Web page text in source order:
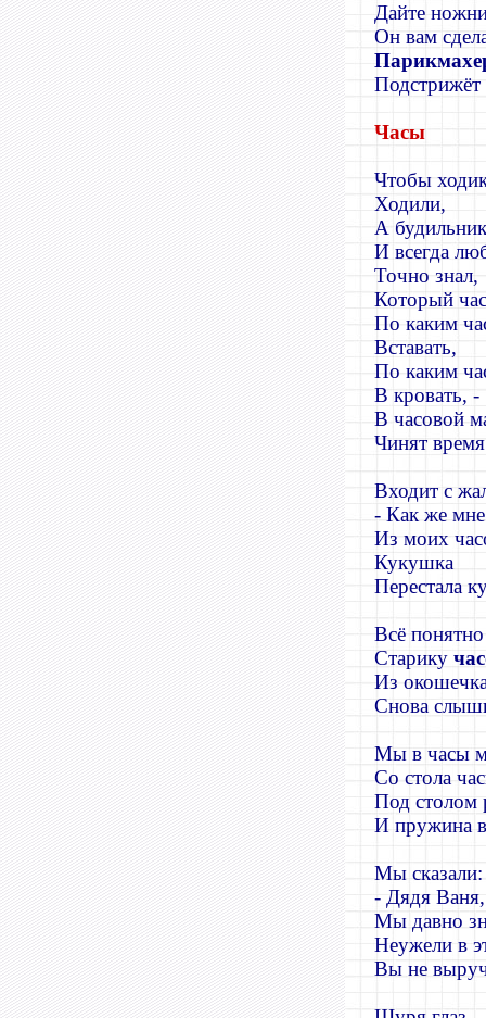
Дайте
Он вам
Подстрижёт
Часы
Чтобы
Ходили,
А
И всегда
Точно знал,
Который
По каким
Вставать,
По каким
В кровать, -
В часовой
Чинят
Входит с
- Как же мне
Из моих
Кукушка
Перестала
Всё понятно
Старику
Из
Снова
Мы в часы
Со стола
Под столом
И пружина
Мы сказали:
- Дядя Ваня,
Мы давно
Неужели в
Вы не